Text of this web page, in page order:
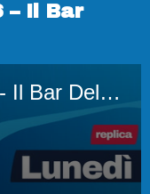
– Il Bar
Replica del 04/05/2026 - Il Bar Dello Sport (AUDIO)